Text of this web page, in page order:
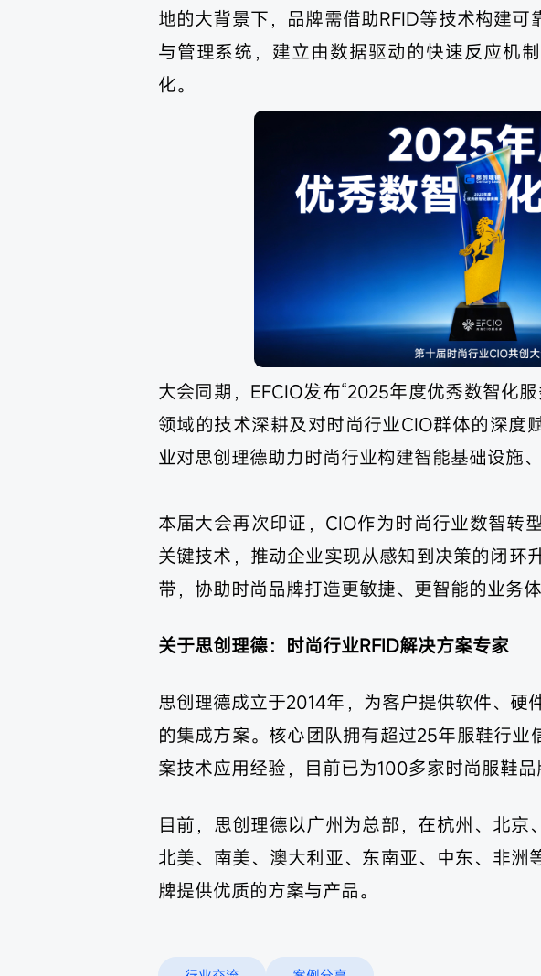
地的大背景下，品牌需借助RFID等技术构建
与管理系统，建立由数据驱动的快速反应机
化。
大会同期，EFCIO发布“2025年度优秀数智化
领域的技术深耕及对时尚行业CIO群体的深度
业对思创理德助力时尚行业构建智能基础设施
本届大会再次印证，CIO作为时尚行业数智转
关键技术，推动企业实现从感知到决策的闭环
带，协助时尚品牌打造更敏捷、更智能的业务
关于思创理德：时尚行业RFID解决方案专家
思创理德成立于2014年，为客户提供软件、硬
的集成方案。核心团队拥有超过25年服鞋行业
案技术应用经验，目前已为100多家时尚服鞋品
目前，思创理德以广州为总部，在杭州、北京
北美、南美、澳大利亚、东南亚、中东、非洲
牌提供优质的方案与产品。